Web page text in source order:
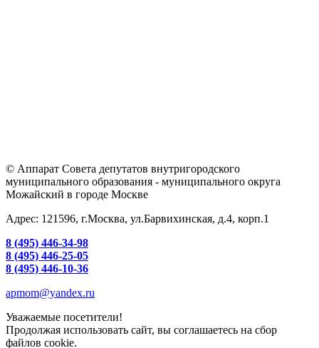
© Аппарат Совета депутатов внутригородского
муниципального образования - муниципального округа
Можайский в городе Москве
Адрес: 121596, г.Москва, ул.Барвихинская, д.4, корп.1
8 (495) 446-34-98
8 (495) 446-25-05
8 (495) 446-10-36
apmom@yandex.ru
Уважаемые посетители!
Продолжая использовать сайт, вы соглашаетесь на сбор
файлов cookie.